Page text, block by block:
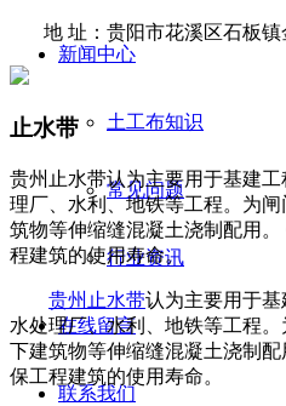
新闻中心
土工布知识
常见问题
行业资讯
在线留言
联系我们
地 址：贵阳市花溪区石板
止水带
贵州止水带认为​主要用于基建
理厂、水利、地铁等工程。为
筑物等伸缩缝混凝土浇制配用
程建筑的使用寿命。
贵州止水带认为主要用于
水处理厂、水利、地铁等工程
下建筑物等伸缩缝混凝土浇制配
保工程建筑的使用寿命。